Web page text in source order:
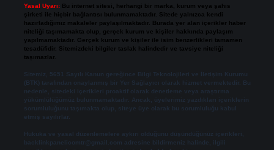
Yasal Uyarı: Bu internet sitesi, herhangi bir marka, kurum veya şahıs
şirketi ile hiçbir bağlantısı bulunmamaktadır. Sitede yalnızca kendi
hazırladığımız makaleler paylaşılmaktadır. Burada yer alan içerikler haber
niteliği taşımamakta olup, gerçek kurum ve kişiler hakkında paylaşım
yapılmamaktadır. Gerçek kurum ve kişiler ile isim benzerlikleri tamamen
tesadüfidir. Sitemizdeki bilgiler taslak halindedir ve tavsiye niteliği
taşımazlar.
Sitemiz, 5651 Sayılı Kanun gereğince Bilgi Teknolojileri ve İletişim Kurumu
(BTK) tarafından onaylanmış bir Yer Sağlayıcı olarak hizmet vermektedir. Bu
nedenle, sitedeki içerikleri proaktif olarak denetleme veya araştırma
yükümlülüğümüz bulunmamaktadır. Ancak, üyelerimiz yazdıkları içeriklerin
sorumluluğunu taşımakta olup, siteye üye olarak bu sorumluluğu kabul
etmiş sayılırlar.
Hukuka ve yasal düzenlemelere aykırı olduğunu düşündüğünüz içerikleri,
backlinkpanelicomtr@gmail.com adresine bildirmeniz halinde, ilgili